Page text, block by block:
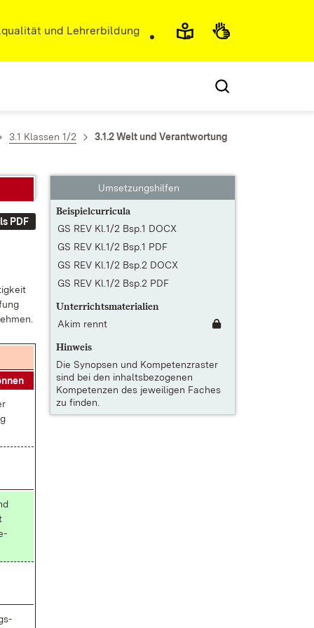
und Lehrerbildung
3.1 Klassen 1/2 3.1.2 Welt und Verantwortung
PDF
Umsetzungshilfen
Beispielcurricula
GS REV Kl.1/2 Bsp.1 DOCX
GS REV Kl.1/2 Bsp.1 PDF
GS REV Kl.1/2 Bsp.2 DOCX
GS REV Kl.1/2 Bsp.2 PDF
Unterrichtsmaterialien
Akim rennt
Hinweis
Die Synopsen und Kompetenzraster
sind bei den inhaltsbezogenen
Kompetenzen des jeweiligen Faches
zu finden.